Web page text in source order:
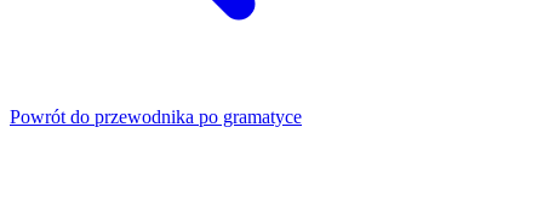
Powrót do przewodnika po gramatyce